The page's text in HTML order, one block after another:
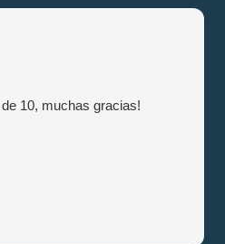
10, muchas gracias!